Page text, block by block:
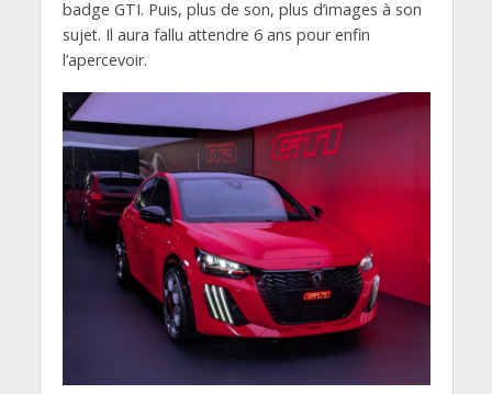
badge GTI. Puis, plus de son, plus d’images à son
sujet. Il aura fallu attendre 6 ans pour enfin
l’apercevoir.